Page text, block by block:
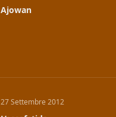
Ajowan
27 Settembre 2012